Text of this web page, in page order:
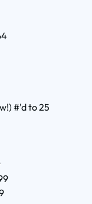
#'d to 25